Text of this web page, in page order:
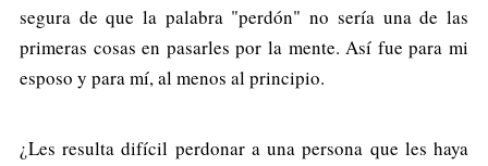
segura de que la palabra "perdón" no sería una de las
primeras cosas en pasarles por la mente. Así fue para mi
esposo y para mí, al menos al principio.
¿Les resulta difícil perdonar a una persona que les haya